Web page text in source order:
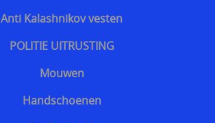
Anti Kalashnikov vesten
POLITIE UITRUSTING
Mouwen
Handschoenen